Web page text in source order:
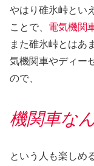
やはり碓氷峠とい
ことで、 電気機関
また碓氷峠とはあ
気機関車やディー
ので、
機関車な
という人も楽しめ